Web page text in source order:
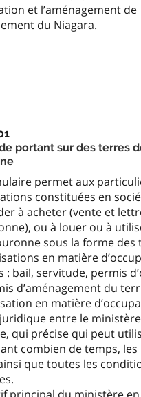
et l’aménagement de
du Niagara.
portant sur des terres
permet aux
constituées en
à acheter (vente et
ou à louer ou à
sous la forme des
en matière
: bail, servitude, permis
d’aménagement du
en matière
entre le
qui précise qui peut
combien de temps, les
que toutes les